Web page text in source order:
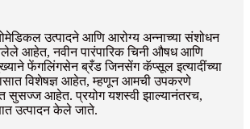
उत्पादने आणि आरोग्य अन्नाच्या संशोधन
आहेत, नवीन पारंपारिक चिनी औषध आणि
फेंगलिंगसेन ब्रँड जिनसेंग कॅप्सूल इत्यादींच्या
विशेषज्ञ आहेत, म्हणून आमची उपकरणे
सुसज्ज आहेत. प्रयोग यशस्वी झाल्यानंतरच,
उत्पादन केले जाते.